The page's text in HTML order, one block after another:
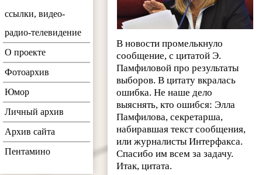
В новости промелькнуло
сообщение, с цитатой Э.
Памфиловой про результаты
выборов. В цитату вкралась
ошибка. Не наше дело
выяснять, кто ошибся: Элла
Памфилова, секретарша,
набиравшая текст сообщения,
или журналисты Интерфакса.
Спасибо им всем за задачу.
Итак, цитата.
ссылки, видео-
радио-телевидение
О проекте
Фотоархив
Юмор
Личный архив
Архив сайта
Пентамино